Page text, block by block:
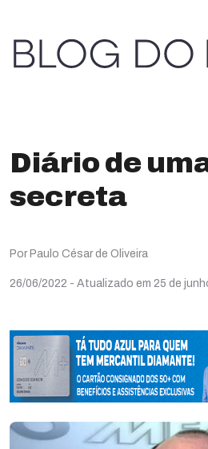
Diário de
secreta
Por Paulo César de Oliveira
26/06/2022 - Atualizado em 25 de